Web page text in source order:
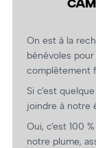
On est à la
bénévoles
complètement
Si c’est
joindre à notre
Oui, c’est 100
notre plume,